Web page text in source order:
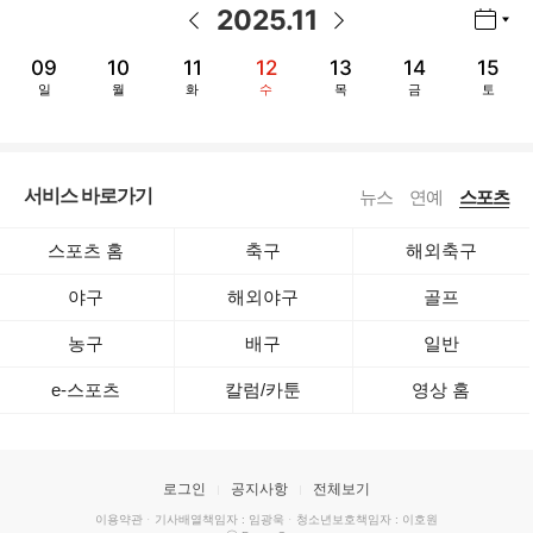
2025.11
09
일
10
월
11
화
12
수
13
목
14
금
15
토
서비스 바로가기 뉴스 연예 스포츠
스포츠 홈 축구 해외축구
야구 해외야구 골프
농구 배구 일반
e-스포츠 칼럼/카툰 영상 홈
로그인 공지사항 전체보기
이용약관 · 기사배열책임자 : 임광욱 · 청소년보호책임자 : 이호원